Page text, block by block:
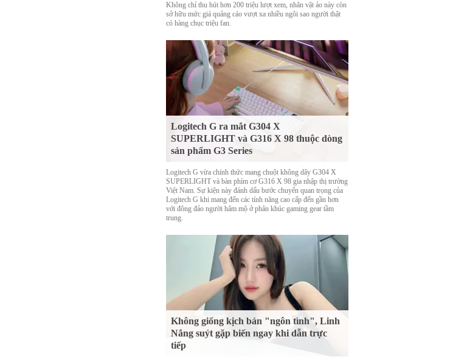
Không chỉ thu hút hơn 200 triệu lượt xem, nhân vật ảo này còn
sở hữu mức giá quảng cáo vượt xa nhiều ngôi sao người thật
có hàng chục triệu fan.
Logitech G ra mắt G304 X
SUPERLIGHT và G316 X 98 thuộc dòng
sản phẩm G3 Series
Logitech G vừa chính thức mang chuột không dây G304 X
SUPERLIGHT và bàn phím cơ G316 X 98 gia nhập thị trường
Việt Nam. Sự kiện này đánh dấu bước chuyển quan trọng của
Logitech G khi mang đến các tính năng cao cấp đến gần hơn
với đông đảo người hâm mộ ở phân khúc gaming gear tầm
trung.
Không giống kịch bản "ngôn tình", Linh
Nắng suýt gặp biến ngay khi dẫn trực
tiếp